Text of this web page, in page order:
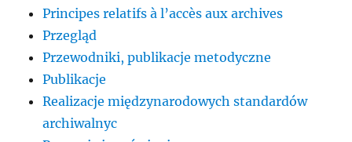
Principes relatifs à l’accès aux archives
Przegląd
Przewodniki, publikacje metodyczne
Publikacje
Realizacje międzynarodowych standardów
archiwalnyc